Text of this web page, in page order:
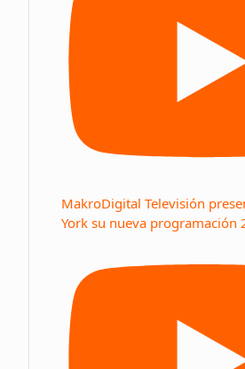
MakroDigital Televisión
York su nueva programación